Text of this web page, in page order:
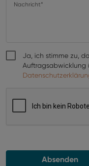
Nachricht*
Ja, ich stimme zu,
Auftragsabwicklung
Absenden